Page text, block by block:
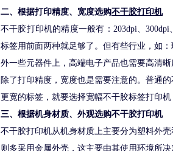
二、根据打印精度、宽度选购不干胶打印机
不干胶打印机的精度一般有：203dpi、
标签用前面两种就足够了。但有些行业，如
外一些元器件上，高端电子产品也需要高清晰
除了打印精度，宽度也是需要注意的。普通
更宽的标签，就要选择宽幅不干胶标签打印机
三、根据机身材质、外观选购不干胶打印机
不干胶打印机从机身材质上主要分为塑料外
则多采用金属外壳，这主要由其使用环境所